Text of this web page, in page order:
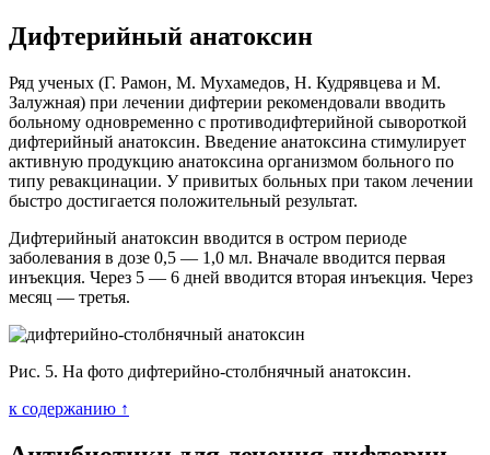
Дифтерийный анатоксин
Ряд ученых (Г. Рамон, М. Мухамедов, Н. Кудрявцева и М.
Залужная) при лечении дифтерии рекомендовали вводить
больному одновременно с противодифтерийной сывороткой
дифтерийный анатоксин. Введение анатоксина стимулирует
активную продукцию анатоксина организмом больного по
типу ревакцинации. У привитых больных при таком лечении
быстро достигается положительный результат.
Дифтерийный анатоксин вводится в остром периоде
заболевания в дозе 0,5 — 1,0 мл. Вначале вводится первая
инъекция. Через 5 — 6 дней вводится вторая инъекция. Через
месяц — третья.
Рис. 5. На фото дифтерийно-столбнячный анатоксин.
к содержанию ↑